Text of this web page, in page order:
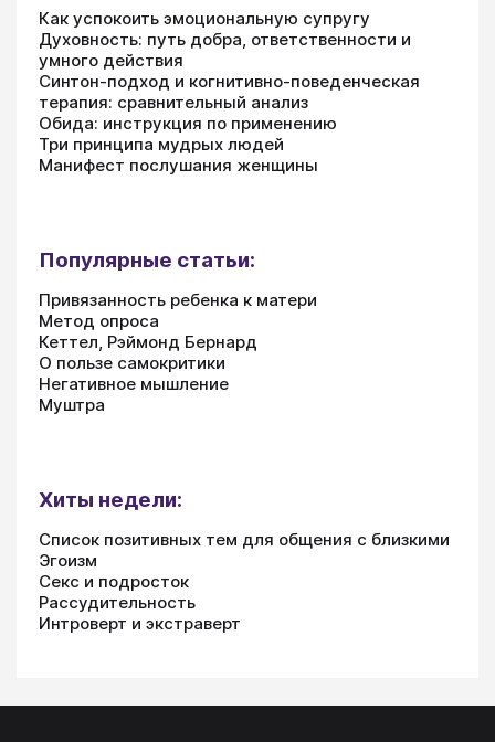
Как успокоить эмоциональную супругу
Духовность: путь добра, ответственности и
умного действия
Синтон-подход и когнитивно-поведенческая
терапия: сравнительный анализ
Обида: инструкция по применению
Три принципа мудрых людей
Манифест послушания женщины
Популярные статьи:
Привязанность ребенка к матери
Метод опроса
Кеттел, Рэймонд Бернард
О пользе самокритики
Негативное мышление
Муштра
Хиты недели:
Список позитивных тем для общения с близкими
Эгоизм
Секс и подросток
Рассудительность
Интроверт и экстраверт